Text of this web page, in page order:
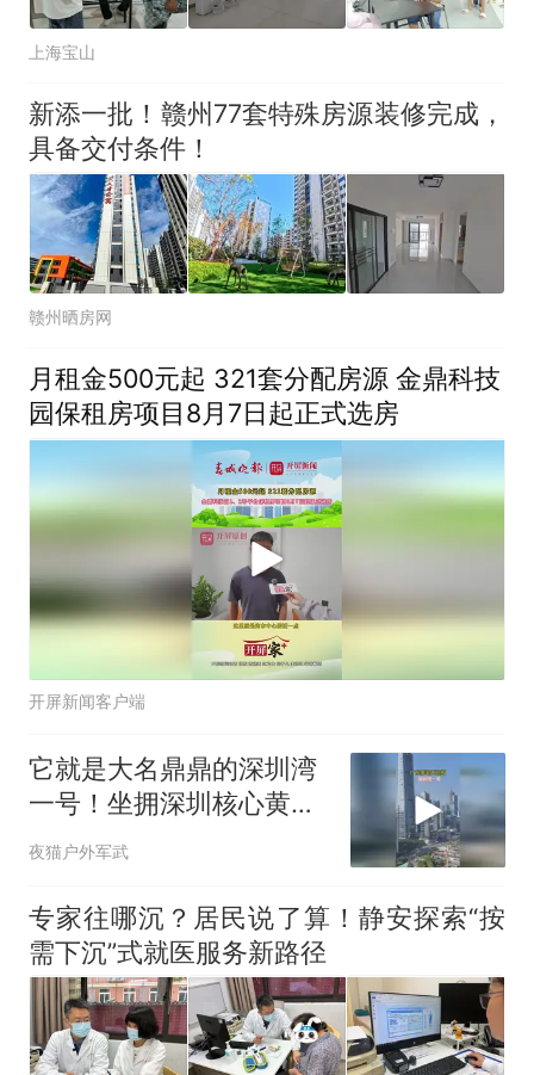
上海宝山
新添一批！赣州77套特殊房源装修完成，
具备交付条件！
赣州晒房网
月租金500元起 321套分配房源 金鼎科技
园保租房项目8月7日起正式选房
开屏新闻客户端
它就是大名鼎鼎的深圳湾
一号！坐拥深圳核心黄金
地段
夜猫户外军武
专家往哪沉？居民说了算！静安探索“按
需下沉”式就医服务新路径